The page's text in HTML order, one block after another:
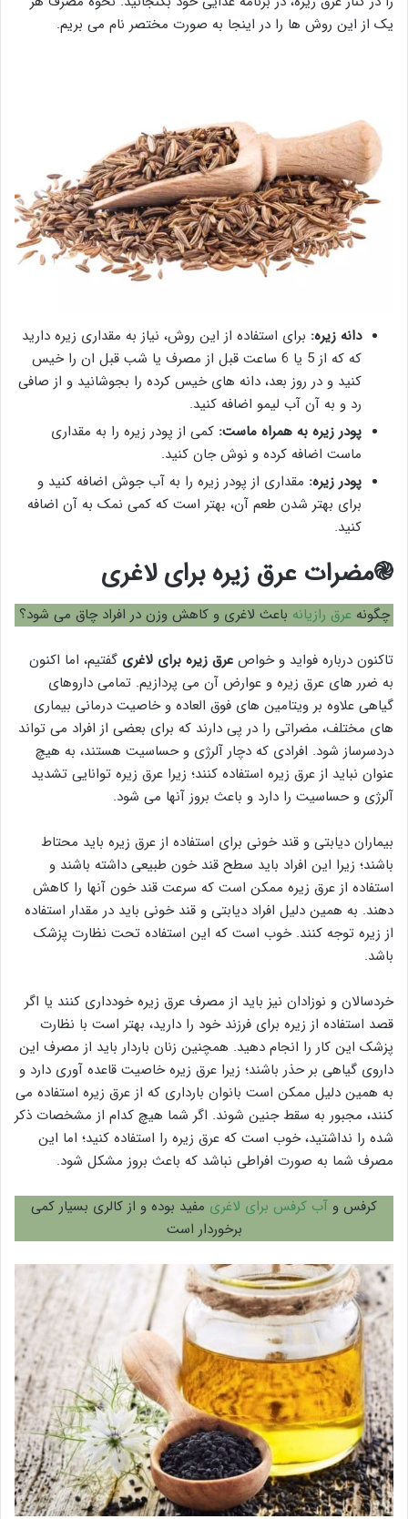
یک از این روش ها را در اینجا به صورت مختصر نام می بریم.
دانه زیره: برای استفاده از این روش، نیاز به مقداری زیره دارید
که که از 5 یا 6 ساعت قبل از مصرف یا شب قبل ان را خیس
کنید و در روز بعد، دانه های خیس کرده را بجوشانید و از صافی
رد و به آن آب لیمو اضافه کنید.
پودر زیره به همراه ماست: کمی از پودر زیره را به مقداری
ماست اضافه کرده و نوش جان کنید.
پودر زیره: مقداری از پودر زیره را به آب جوش اضافه کنید و
برای بهتر شدن طعم آن، بهتر است که کمی نمک به آن اضافه
کنید.
֎مضرات عرق زیره برای لاغری
چگونه عرق رازیانه باعث لاغری و کاهش وزن در افراد چاق می شود؟
تاکنون درباره فواید و خواص عرق زیره برای لاغری گفتیم، اما اکنون
به ضرر های عرق زیره و عوارض آن می پردازیم. تمامی داروهای
گیاهی علاوه بر ویتامین های فوق العاده و خاصیت درمانی بیماری
های مختلف، مضراتی را در پی دارند که برای بعضی از افراد می تواند
دردسرساز شود. افرادی که دچار آلرژی و حساسیت هستند، به هیچ
عنوان نباید از عرق زیره استفاده کنند؛ زیرا عرق زیره توانایی تشدید
آلرژی و حساسیت را دارد و باعث بروز آنها می شود.
بیماران دیابتی و قند خونی برای استفاده از عرق زیره باید محتاط
باشند؛ زیرا این افراد باید سطح قند خون طبیعی داشته باشند و
استفاده از عرق زیره ممکن است که سرعت قند خون آنها را کاهش
دهند. به همین دلیل افراد دیابتی و قند خونی باید در مقدار استفاده
از زیره توجه کنند. خوب است که این استفاده تحت نظارت پزشک
باشد.
خردسالان و نوزادان نیز باید از مصرف عرق زیره خودداری کنند یا اگر
قصد استفاده از زیره برای فرزند خود را دارید، بهتر است با نظارت
پزشک این کار را انجام دهید. همچنین زنان باردار باید از مصرف این
داروی گیاهی بر حذر باشند؛ زیرا عرق زیره خاصیت قاعده آوری دارد و
به همین دلیل ممکن است بانوان بارداری که از عرق زیره استفاده می
کنند، مجبور به سقط جنین شوند. اگر شما هیچ کدام از مشخصات ذکر
شده را نداشتید، خوب است که عرق زیره را استفاده کنید؛ اما این
مصرف شما به صورت افراطی نباشد که باعث بروز مشکل شود.
کرفس و آب کرفس برای لاغری مفید بوده و از کالری بسیار کمی
برخوردار است